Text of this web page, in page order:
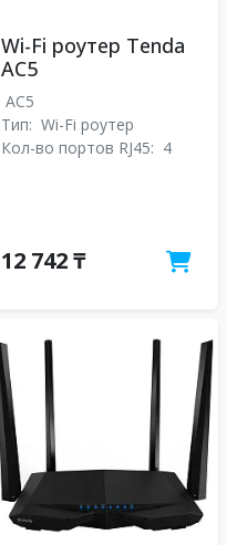
Wi-Fi роутер Tenda
AC5
AC5
Тип: Wi-Fi роутер
Кол-во портов RJ45: 4
12 742 ₸